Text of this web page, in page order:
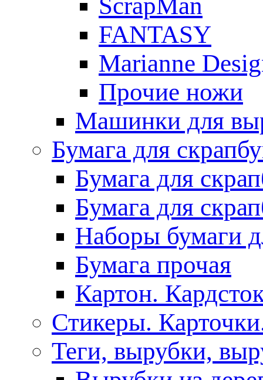
FANTASY
Marianne
Прочие ножи
Машинки для
Бумага для
Бумага для
Бумага для
Наборы бумаги
Бумага прочая
Картон.
Стикеры.
Теги, вырубки,